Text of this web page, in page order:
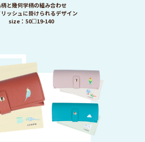
柄と幾何学柄の組み合わせ
ッシュに掛けられるデザイン
size：50□19-140